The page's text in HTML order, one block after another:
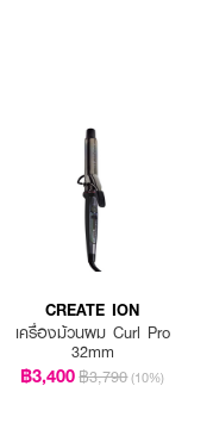
CREATE ION
เครื่องม้วนผม Curl Pro
32mm
฿3,400฿3,790 (10%)